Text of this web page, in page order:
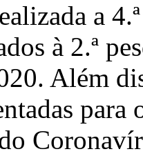
a
à 2.ª
Além
para